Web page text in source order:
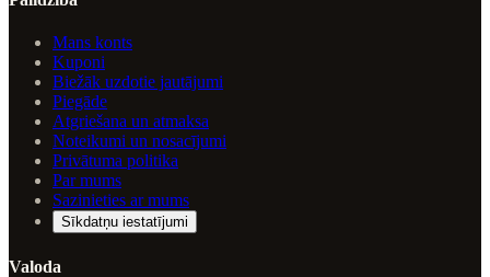
Mans konts
Kuponi
Biežāk uzdotie jautājumi
Piegāde
Atgriešana un atmaksa
Noteikumi un nosacījumi
Privātuma politika
Par mums
Sazinieties ar mums
Sīkdatņu iestatījumi
Valoda